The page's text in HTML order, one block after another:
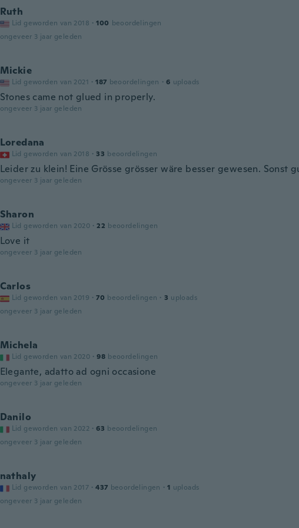
Ruth
Lid geworden van 2018 · 100 beoordelingen
ongeveer 3 jaar geleden
Mickie
Lid geworden van 2021 · 187 beoordelingen · 6 uploads
Stones came not glued in properly.
ongeveer 3 jaar geleden
Loredana
Lid geworden van 2018 · 33 beoordelingen
Leider zu klein! Eine Grösse grösser wäre besser gewesen. Sonst
ongeveer 3 jaar geleden
Sharon
Lid geworden van 2020 · 22 beoordelingen
Love it
ongeveer 3 jaar geleden
Carlos
Lid geworden van 2019 · 70 beoordelingen · 3 uploads
ongeveer 3 jaar geleden
Michela
Lid geworden van 2020 · 98 beoordelingen
Elegante, adatto ad ogni occasione
ongeveer 3 jaar geleden
Danilo
Lid geworden van 2022 · 63 beoordelingen
ongeveer 3 jaar geleden
nathaly
Lid geworden van 2017 · 437 beoordelingen · 1 uploads
ongeveer 3 jaar geleden